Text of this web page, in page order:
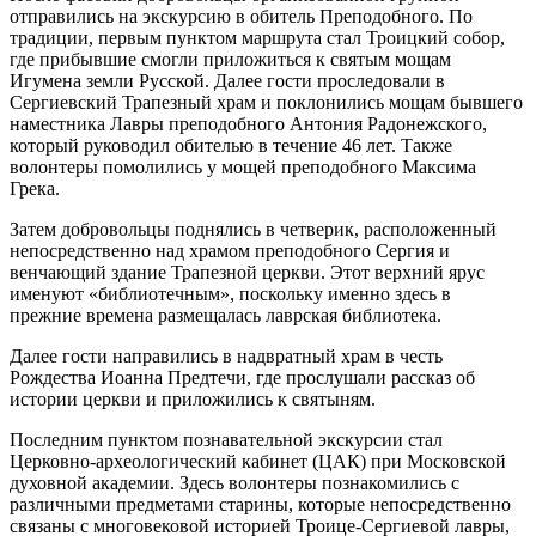
отправились на экскурсию в обитель Преподобного. По
традиции, первым пунктом маршрута стал Троицкий собор,
где прибывшие смогли приложиться к святым мощам
Игумена земли Русской. Далее гости проследовали в
Сергиевский Трапезный храм и поклонились мощам бывшего
наместника Лавры преподобного Антония Радонежского,
который руководил обителью в течение 46 лет. Также
волонтеры помолились у мощей преподобного Максима
Грека.
Затем добровольцы поднялись в четверик, расположенный
непосредственно над храмом преподобного Сергия и
венчающий здание Трапезной церкви. Этот верхний ярус
именуют «библиотечным», поскольку именно здесь в
прежние времена размещалась лаврская библиотека.
Далее гости направились в надвратный храм в честь
Рождества Иоанна Предтечи, где прослушали рассказ об
истории церкви и приложились к святыням.
Последним пунктом познавательной экскурсии стал
Церковно-археологический кабинет (ЦАК) при Московской
духовной академии. Здесь волонтеры познакомились с
различными предметами старины, которые непосредственно
связаны с многовековой историей Троице-Сергиевой лавры,